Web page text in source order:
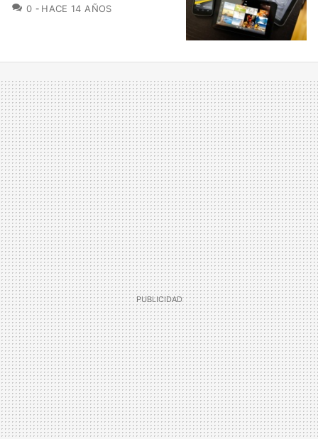
0 COMENTARIOS
HACE 14 AÑOS